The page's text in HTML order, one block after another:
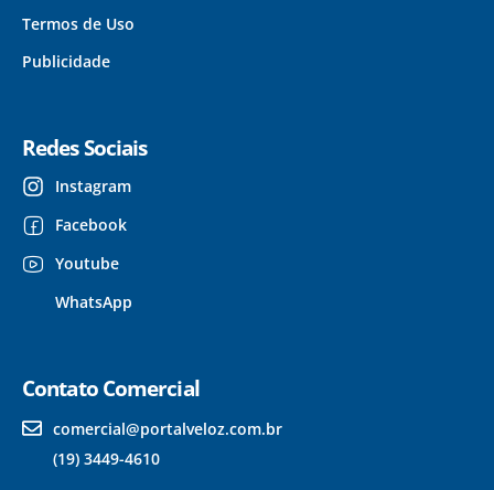
Termos de Uso
Publicidade
Redes Sociais
Instagram
Facebook
Youtube
WhatsApp
Contato Comercial
comercial@portalveloz.com.br
(19) 3449-4610